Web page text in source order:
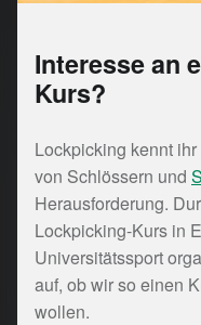
Interesse an
Kurs?
Lockpicking kennt
von Schlössern und
Herausforderung.
Lockpicking-Kurs in
Universitätssport
auf, ob wir so einen
wollen.